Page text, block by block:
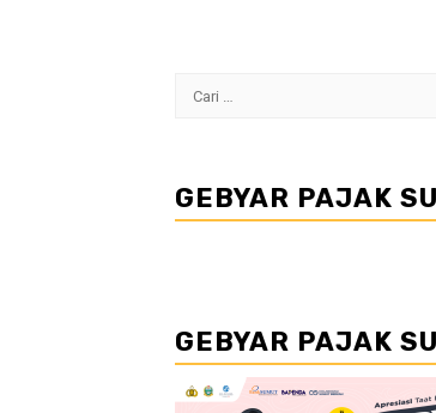
Cari
GEBYAR PAJAK
GEBYAR PAJAK